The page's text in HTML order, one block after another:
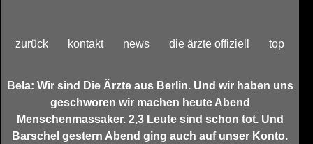
zurück kontakt news die ärzte offiziell top
Bela: Wir sind Die Ärzte aus Berlin. Und wir haben uns
geschworen wir machen heute Abend
Menschenmassaker. 2,3 Leute sind schon tot. Und
Barschel gestern Abend ging auch auf unser Konto.